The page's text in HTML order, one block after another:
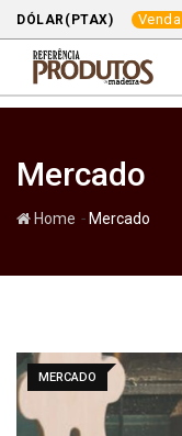
DÓLAR(PTAX) Venda
content
Mercado
Home - Mercado
MERCADO